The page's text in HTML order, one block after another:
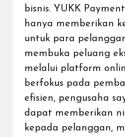
bisnis. YUKK
hanya memberikan
untuk para
membuka peluang
melalui platform
berfokus pada
efisien, pengusaha
dapat memberikan
kepada pelanggan,